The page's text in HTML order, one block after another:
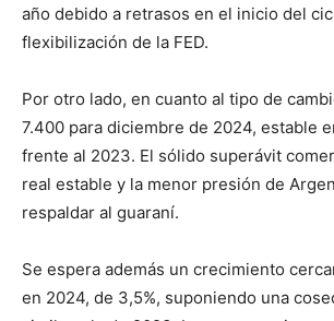
año debido a retrasos en el inicio del
flexibilización de la FED.
Por otro lado, en cuanto al tipo de
7.400 para diciembre de 2024, estable
frente al 2023. El sólido superávit
real estable y la menor presión de
respaldar al guaraní.
Se espera además un crecimiento
en 2024, de 3,5%, suponiendo una